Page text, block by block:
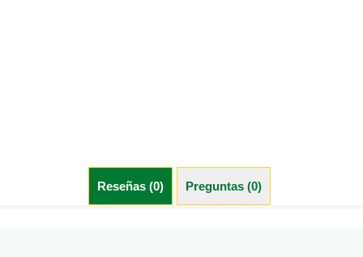
Reseñas (0) Preguntas (0)